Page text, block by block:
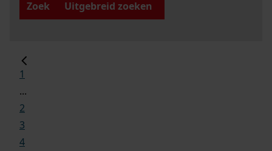
Zoek
Uitgebreid zoeken
1
...
2
3
4